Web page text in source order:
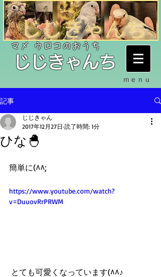
​マメ ウロコのおうち
​じじきゃんち
ｍｅｎｕ
記事
ひな🐣
じじきゃん
2017年12月27日 読了時間: 1分
簡単に(^^;
https://www.youtube.com/watch?
v=DuuovRrPRWM
とても可愛くなっています(^^♪